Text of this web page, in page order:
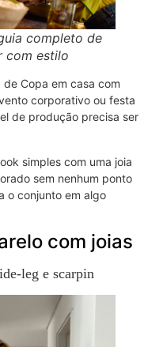
completo de
com estilo
de Copa em casa com
corporativo ou festa
de produção precisa ser
simples com uma joia
sem nenhum ponto
o conjunto em algo
com joias
leg e scarpin